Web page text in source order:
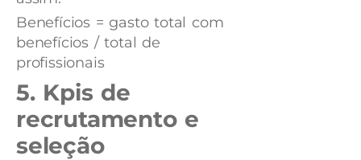
Benefícios = gasto total com
benefícios / total de
profissionais
5. Kpis de
recrutamento e
seleção